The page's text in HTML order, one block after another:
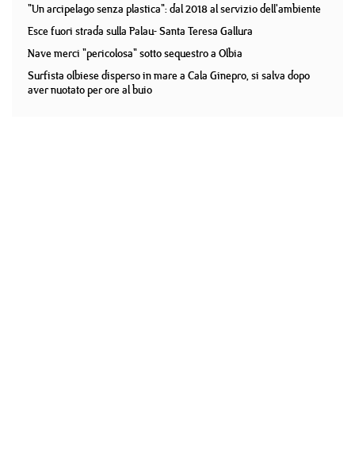
"Un arcipelago senza plastica": dal 2018 al servizio dell'ambiente
Esce fuori strada sulla Palau- Santa Teresa Gallura
Nave merci "pericolosa" sotto sequestro a Olbia
Surfista olbiese disperso in mare a Cala Ginepro, si salva dopo
aver nuotato per ore al buio